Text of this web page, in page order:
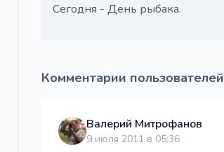
Сегодня - День рыбака.
Комментарии пользователей
Валерий Митрофанов
9 июля 2011 в 05:36